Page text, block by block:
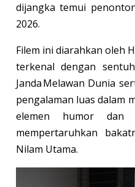
dijangka temui
2026.
Filem ini diarahkan oleh
terkenal dengan
Janda Melawan Dunia
pengalaman luas dalam
elemen humor dan
mempertaruhkan
Nilam Utama.